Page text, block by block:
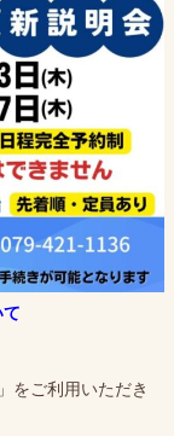
をご利用いただき